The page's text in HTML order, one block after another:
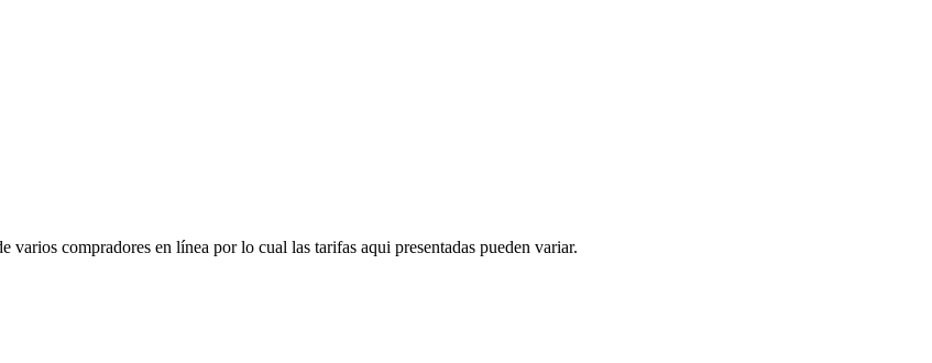
compradores en línea por lo cual las tarifas aqui presentadas pueden variar.